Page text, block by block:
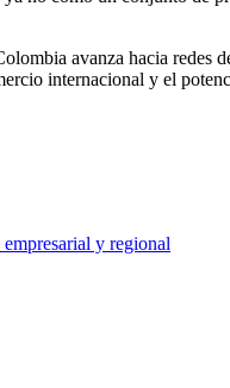
avanza hacia redes
internacional y el
y regional